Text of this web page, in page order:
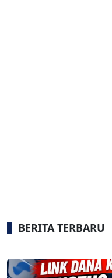
BERITA TERBARU